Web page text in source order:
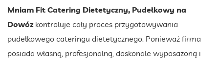
Mniam Fit Catering Dietetyczny, Pudełkowy na
Dowóz kontroluje cały proces przygotowywania
pudełkowego cateringu dietetycznego. Ponieważ firma
posiada własną, profesjonalną, doskonale wyposażoną i